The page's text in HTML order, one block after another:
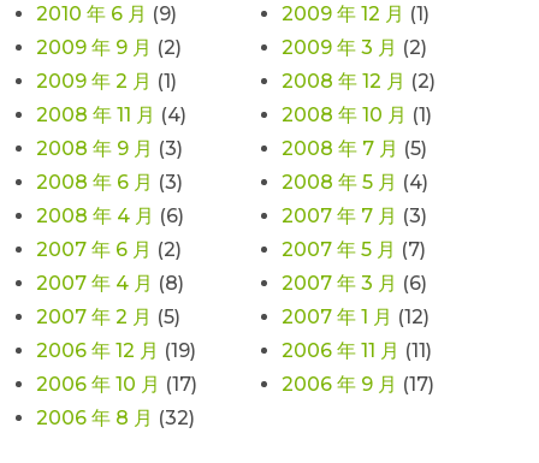
2010 年 6 月 (9) 2009 年 12 月 (1)
2009 年 9 月 (2) 2009 年 3 月 (2)
2009 年 2 月 (1) 2008 年 12 月 (2)
2008 年 11 月 (4) 2008 年 10 月 (1)
2008 年 9 月 (3) 2008 年 7 月 (5)
2008 年 6 月 (3) 2008 年 5 月 (4)
2008 年 4 月 (6) 2007 年 7 月 (3)
2007 年 6 月 (2) 2007 年 5 月 (7)
2007 年 4 月 (8) 2007 年 3 月 (6)
2007 年 2 月 (5) 2007 年 1 月 (12)
2006 年 12 月 (19) 2006 年 11 月 (11)
2006 年 10 月 (17) 2006 年 9 月 (17)
2006 年 8 月 (32)